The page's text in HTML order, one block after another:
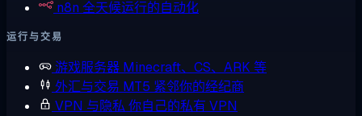
n8n 全天候运行的自动化
运行与交易
游戏服务器 Minecraft、CS、ARK 等
外汇与交易 MT5 紧邻你的经纪商
VPN 与隐私 你自己的私有 VPN